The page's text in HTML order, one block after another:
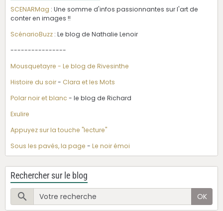
SCENARMag : Une somme d'infos passionnantes sur l'art de
conter en images !!
ScénarioBuzz : Le blog de Nathalie Lenoir
----------------
Mousquetayre - Le blog de Rivesinthe
Histoire du soir- Clara et les Mots
Polar noir et blanc - le blog de Richard
Exulire
Appuyez sur la touche "lecture"
Sous les pavés, la page - Le noir émoi
Rechercher sur le blog
OK